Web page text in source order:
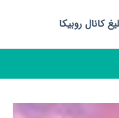
کانال روبیکا